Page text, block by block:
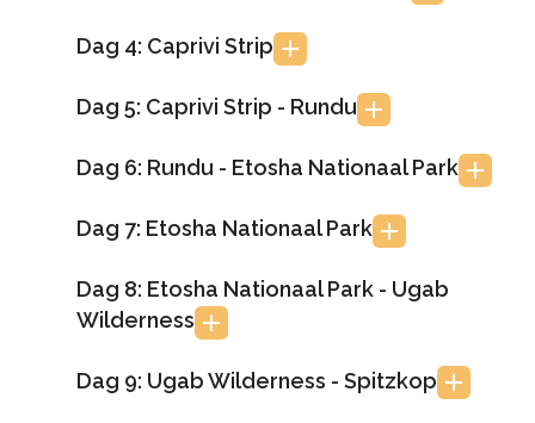
Dag 4: Caprivi Strip
Dag 5: Caprivi Strip - Rundu
Dag 6: Rundu - Etosha Nationaal Park
Dag 7: Etosha Nationaal Park
Dag 8: Etosha Nationaal Park - Ugab
Wilderness
Dag 9: Ugab Wilderness - Spitzkop